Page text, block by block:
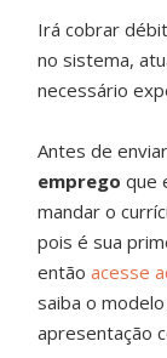
Irá cobrar
no sistema,
necessário
Antes de
empregoque
mandar o
pois é sua
entãoacesse
saiba o
apresentação